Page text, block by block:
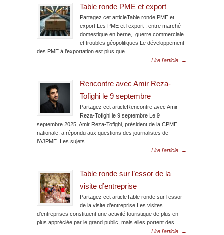
Table ronde PME et export
Partagez cet articleTable ronde PME et
export Les PME et l’export : entre marché
domestique en berne, guerre commerciale
et troubles géopolitiques Le développement
des PME à l’exportation est plus que...
Lire l'article
→
Rencontre avec Amir Reza-
Tofighi le 9 septembre
Partagez cet articleRencontre avec Amir
Reza-Tofighi le 9 septembre Le 9
septembre 2025, Amir Reza-Tofighi, président de la CPME
nationale, a répondu aux questions des journalistes de
l’AJPME. Les sujets...
Lire l'article
→
Table ronde sur l’essor de la
visite d’entreprise
Partagez cet articleTable ronde sur l’essor
de la visite d’entreprise Les visites
d’entreprises constituent une activité touristique de plus en
plus appréciée par le grand public, mais elles portent des...
Lire l'article
→